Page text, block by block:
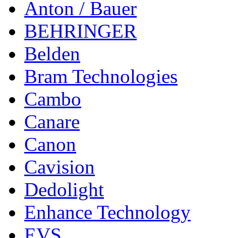
Anton / Bauer
BEHRINGER
Belden
Bram Technologies
Cambo
Canare
Canon
Cavision
Dedolight
Enhance Technology